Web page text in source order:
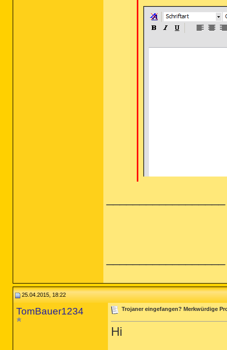
25.04.2015, 18:22
TomBauer1234 Trojaner eingefangen? Merkwürdige
Hi